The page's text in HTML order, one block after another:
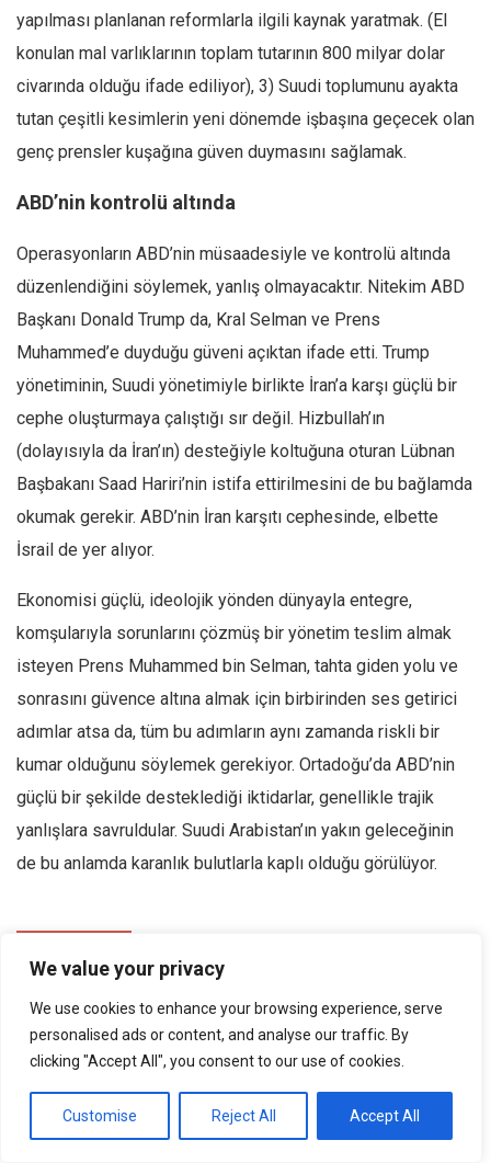
We value your privacy
We use cookies to enhance your browsing experience, serve
personalised ads or content, and analyse our traffic. By
clicking "Accept All", you consent to our use of cookies.
Customise Reject All Accept All
yapılması planlanan reformlarla ilgili kaynak yaratmak. (El
konulan mal varlıklarının toplam tutarının 800 milyar dolar
civarında olduğu ifade ediliyor), 3) Suudi toplumunu ayakta
tutan çeşitli kesimlerin yeni dönemde işbaşına geçecek olan
genç prensler kuşağına güven duymasını sağlamak.
ABD’nin kontrolü altında
Operasyonların ABD’nin müsaadesiyle ve kontrolü altında
düzenlendiğini söylemek, yanlış olmayacaktır. Nitekim ABD
Başkanı Donald Trump da, Kral Selman ve Prens
Muhammed’e duyduğu güveni açıktan ifade etti. Trump
yönetiminin, Suudi yönetimiyle birlikte İran’a karşı güçlü bir
cephe oluşturmaya çalıştığı sır değil. Hizbullah’ın
(dolayısıyla da İran’ın) desteğiyle koltuğuna oturan Lübnan
Başbakanı Saad Hariri’nin istifa ettirilmesini de bu bağlamda
okumak gerekir. ABD’nin İran karşıtı cephesinde, elbette
İsrail de yer alıyor.
Ekonomisi güçlü, ideolojik yönden dünyayla entegre,
komşularıyla sorunlarını çözmüş bir yönetim teslim almak
isteyen Prens Muhammed bin Selman, tahta giden yolu ve
sonrasını güvence altına almak için birbirinden ses getirici
adımlar atsa da, tüm bu adımların aynı zamanda riskli bir
kumar olduğunu söylemek gerekiyor. Ortadoğu’da ABD’nin
güçlü bir şekilde desteklediği iktidarlar, genellikle trajik
yanlışlara savruldular. Suudi Arabistan’ın yakın geleceğinin
de bu anlamda karanlık bulutlarla kaplı olduğu görülüyor.
0
SONRAKI KONU
En zoru evladının namazını kıldırmak